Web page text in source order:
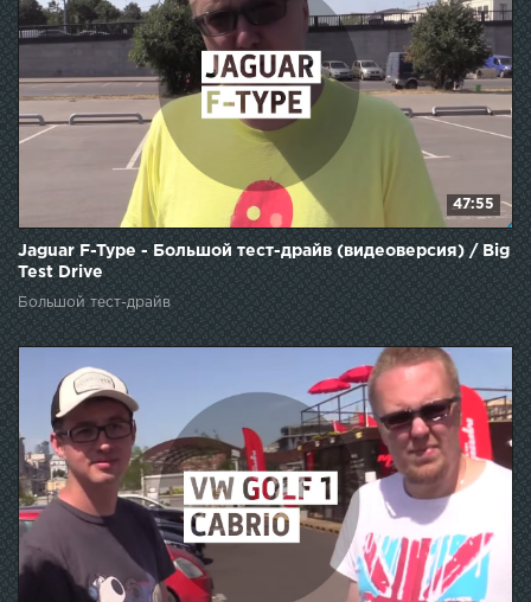
47:55
Jaguar F-Type - Большой тест-драйв (видеоверсия) / Big
Test Drive
Большой тест-драйв